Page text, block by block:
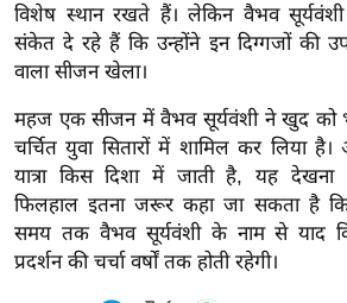
न्यू
ज
ब्री
फ
म
नो
रं
ज
न
विशेष स्थान रखते हैं। लेकिन वैभव
संकेत दे रहे हैं कि उन्होंने इन दिग्गजों की
वाला सीजन खेला।
महज एक सीजन में वैभव सूर्यवंशी ने खुद को
चर्चित युवा सितारों में शामिल कर लिया
यात्रा किस दिशा में जाती है, यह देखना
फिलहाल इतना जरूर कहा जा सकता है
समय तक वैभव सूर्यवंशी के नाम से याद
प्रदर्शन की चर्चा वर्षों तक होती रहेगी।